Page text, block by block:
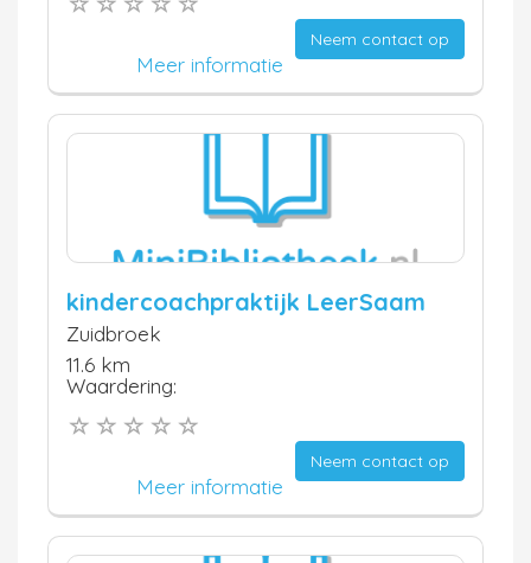
Neem contact op
Meer informatie
kindercoachpraktijk LeerSaam
Zuidbroek
11.6 km
Waardering:
Neem contact op
Meer informatie